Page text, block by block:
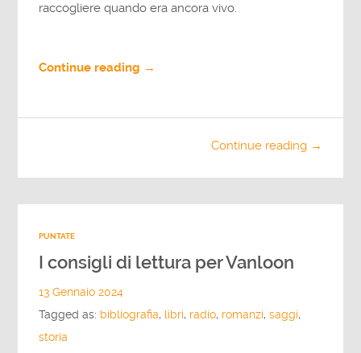
raccogliere quando era ancora vivo.
Continue reading →
Continue reading →
PUNTATE
I consigli di lettura per Vanloon
13 Gennaio 2024
Tagged as: bibliografia, libri, radio, romanzi,saggi,
storia